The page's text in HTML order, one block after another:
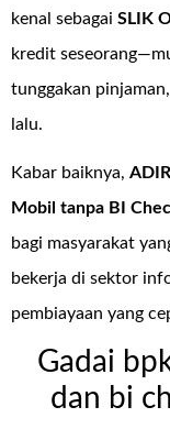
kenal sebagai SLIK
kredit
tunggakan
lalu.
Kabar baiknya,
Mobil tanpa BI
bagi masyarakat
bekerja di sektor
pembiayaan yang
Gadai
dan bi